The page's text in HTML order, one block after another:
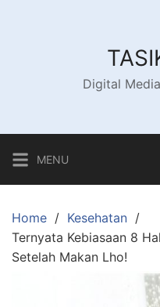
Digital
MENU
Home
Kesehatan
Ternyata Kebiasaan 8
Setelah Makan Lho!